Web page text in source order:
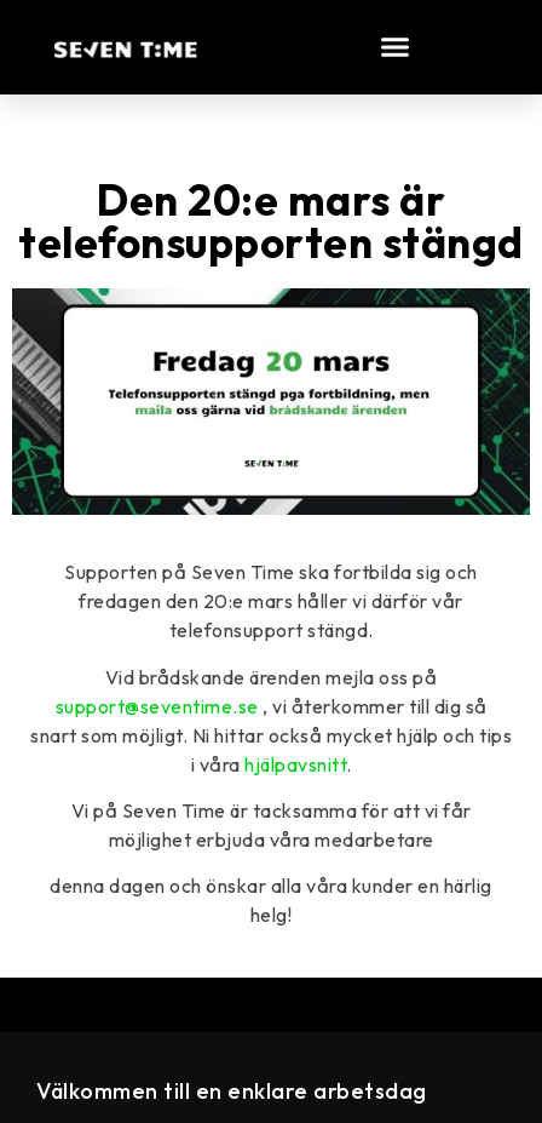
Den 20:e mars är
telefonsupporten stängd
Supporten på Seven Time ska fortbilda sig och
fredagen den 20:e mars håller vi därför vår
telefonsupport stängd.
Vid brådskande ärenden mejla oss på
support@seventime.se , vi återkommer till dig så
snart som möjligt. Ni hittar också mycket hjälp och tips
i våra hjälpavsnitt.
Vi på Seven Time är tacksamma för att vi får
möjlighet erbjuda våra medarbetare
denna dagen och önskar alla våra kunder en härlig
helg!
Välkommen till en enklare arbetsdag